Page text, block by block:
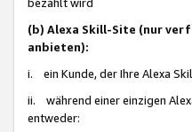
(b) Alexa Skill-Site (nur
anbieten):
i. ein Kunde, der Ihre Alexa
ii. während einer einzigen
entweder: